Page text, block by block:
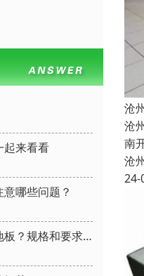
起来看看
哪些问题？
如何逐步在机房中构建防静电地板？规格和要求？
沧
沧
南
沧
24-